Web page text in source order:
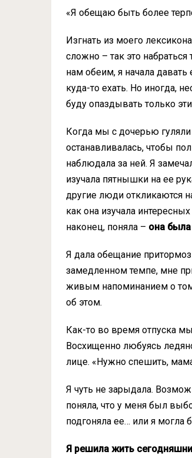
«Я обещаю быть более
Изгнать из моего
сложно – так это
нам обеим, я начала
куда-то ехать. Но иногда,
буду опаздывать только
Когда мы с дочерью гуляли
останавливалась, чтобы
наблюдала за ней. Я
изучала пятнышки на ее
другие люди откликаются
как она изучала
наконец, поняла – она
Я дала обещание
замедленном темпе, мне
живым напоминанием о
об этом.
Как-то во время отпуска
Восхищенно любуясь
лице. «Нужно спешить,
Я чуть не зарыдала.
поняла, что у меня был
подгоняла ее… или я могла
Я решила жить